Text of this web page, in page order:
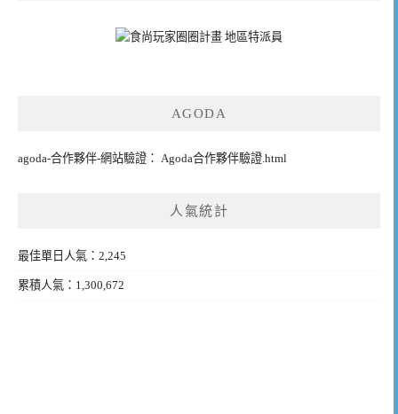
AGODA
agoda-合作夥伴-網站驗證： Agoda合作夥伴驗證.html
人氣統計
最佳單日人氣：2,245
累積人氣：1,300,672